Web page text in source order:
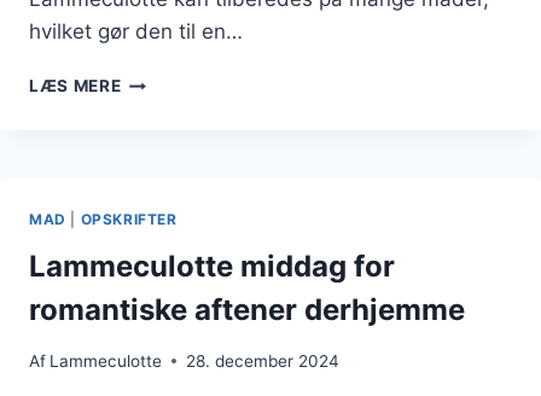
hvilket gør den til en…
LÆS MERELAMMECULOTTE
MAD OPSKRIFTER
Lammeculotte middag for
romantiske aftener derhjemme
Af Lammeculotte 28. december 2024